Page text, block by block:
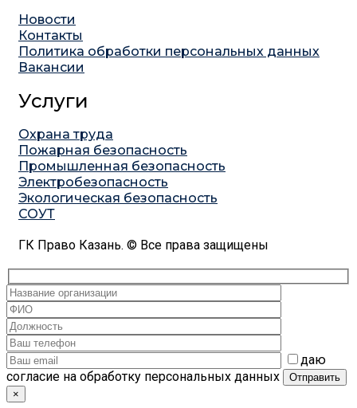
Новости
Контакты
Политика обработки персональных данных
Вакансии
Услуги
Охрана труда
Пожарная безопасность
Промышленная безопасность
Электробезопасность
Экологическая безопасность
СОУТ
ГК Право Казань. © Все права защищены
даю
согласие на обработку персональных данных
×